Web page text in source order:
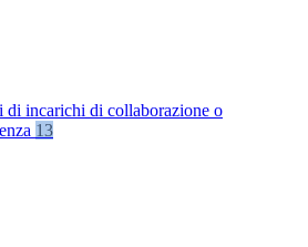
di incarichi di collaborazione o
13